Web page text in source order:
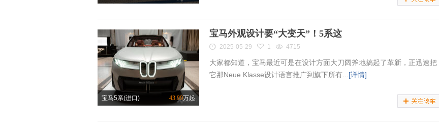
宝马5系(进口) 43.99万起
宝马外观设计要“大变天”！5系这
2025-05-29 1 4715
大家都知道，宝马最近可是在设计方面大刀阔斧地搞起了革新，正迅速把
它那Neue Klasse设计语言推广到旗下所有... [详情]